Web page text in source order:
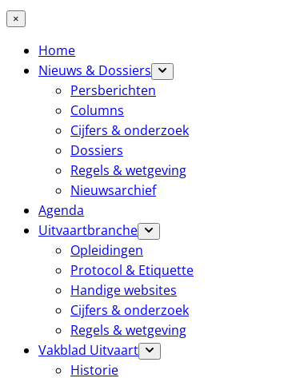
×
Home
Nieuws & Dossiers
Persberichten
Columns
Cijfers & onderzoek
Dossiers
Regels & wetgeving
Nieuwsarchief
Agenda
Uitvaartbranche
Opleidingen
Protocol & Etiquette
Handige websites
Cijfers & onderzoek
Regels & wetgeving
Vakblad Uitvaart
Historie